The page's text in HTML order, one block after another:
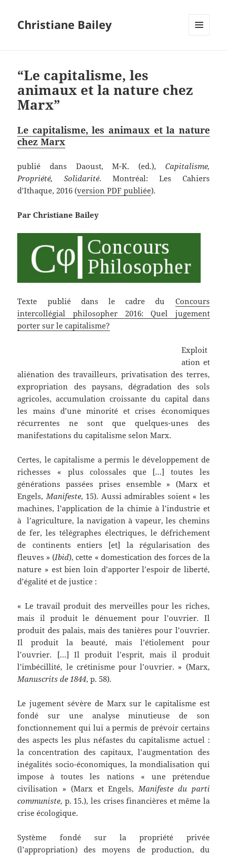
Christiane Bailey
“Le capitalisme, les
animaux et la nature chez
Marx”
Le capitalisme, les animaux et la nature
chez Marx
publié dans Daoust, M-K. (ed.), Capitalisme,
Propriété, Solidarité. Montréal: Les Cahiers
d’Ithaque, 2016 (version PDF publiée).
Par Christiane Bailey
Texte publié dans le cadre du Concours
intercollégial philosopher 2016: Quel jugement
porter sur le capitalisme?
Exploit
ation et
aliénation des travailleurs, privatisation des terres,
expropriation des paysans, dégradation des sols
agricoles, accumulation croissante du capital dans
les mains d’une minorité et crises économiques
récurrentes ne sont que quelques-unes des
manifestations du capitalisme selon Marx.
Certes, le capitalisme a permis le développement de
richesses « plus colossales que […] toutes les
générations passées prises ensemble » (Marx et
Engels,Manifeste, 15). Aussi admirables soient « les
machines, l’application de la chimie à l’industrie et
à l’agriculture, la navigation à vapeur, les chemins
de fer, les télégraphes électriques, le défrichement
de continents entiers [et] la régularisation des
fleuves » (Ibid), cette « domestication des forces de la
nature » est bien loin d’apporter l’espoir de liberté,
d’égalité et de justice :
« Le travail produit des merveilles pour les riches,
mais il produit le dénuement pour l’ouvrier. Il
produit des palais, mais des tanières pour l’ouvrier.
Il produit la beauté, mais l’étiolement pour
l’ouvrier. […] Il produit l’esprit, mais il produit
l’imbécillité, le crétinisme pour l’ouvrier. » (Marx,
Manuscrits de 1844, p. 58).
Le jugement sévère de Marx sur le capitalisme est
fondé sur une analyse minutieuse de son
fonctionnement qui lui a permis de prévoir certains
des aspects les plus néfastes du capitalisme actuel :
la concentration des capitaux, l’augmentation des
inégalités socio-économiques, la mondialisation qui
impose à toutes les nations « une prétendue
civilisation » (Marx et Engels,Manifeste du parti
communiste, p. 15.), les crises financières et même la
crise écologique.
Système fondé sur la propriété privée
(l’appropriation) des moyens de production, du